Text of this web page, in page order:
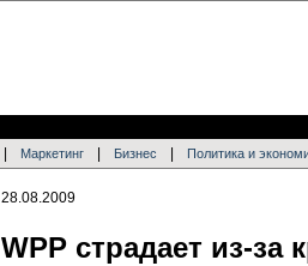
Маркетинг Бизнес Политика и
28.08.2009
WPP страдает из-за